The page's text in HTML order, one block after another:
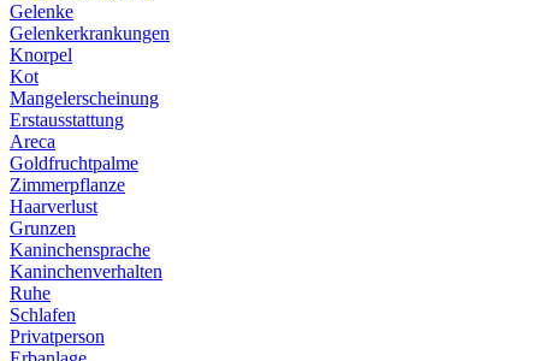
Gelenke
Gelenkerkrankungen
Knorpel
Kot
Mangelerscheinung
Erstausstattung
Areca
Goldfruchtpalme
Zimmerpflanze
Haarverlust
Grunzen
Kaninchensprache
Kaninchenverhalten
Ruhe
Schlafen
Privatperson